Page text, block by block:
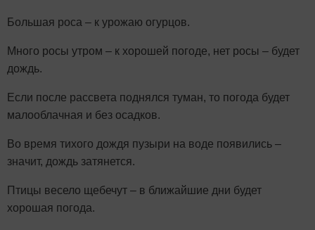
Большая роса – к урожаю огурцов.
Много росы утром – к хорошей погоде, нет росы – будет
дождь.
Если после рассвета поднялся туман, то погода будет
малооблачная и без осадков.
Во время тихого дождя пузыри на воде появились –
значит, дождь затянется.
Птицы весело щебечут – в ближайшие дни будет
хорошая погода.